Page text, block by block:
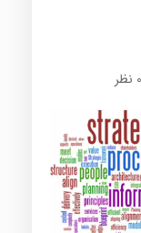
0 نظر